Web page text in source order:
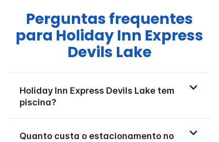
Perguntas frequentes
para Holiday Inn Express
Devils Lake
Holiday Inn Express Devils Lake tem
piscina?
Quanto custa o estacionamento no